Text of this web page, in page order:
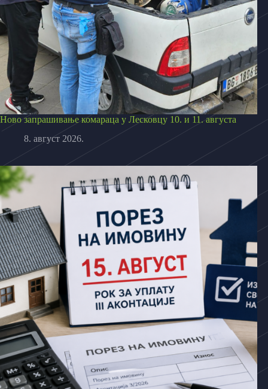
Ново запрашивање комараца у Лесковцу 10. и 11. августа
8. август 2026.